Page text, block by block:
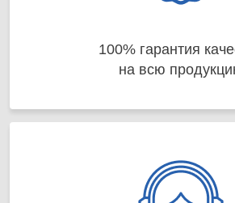
100% гарантия
на всю